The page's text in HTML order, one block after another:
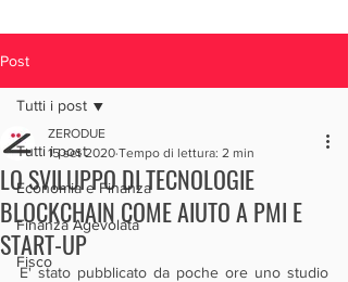
Post
Tutti i post
Economia e Finanza
Finanza Agevolata
Fisco
Tutti i post
LO SVILUPPO DI TECNOLOGIE
BLOCKCHAIN COME AIUTO A PMI E
START-UP
ZERODUE
15 set 2020 Tempo di lettura: 2 min
E' stato pubblicato da poche ore uno studio